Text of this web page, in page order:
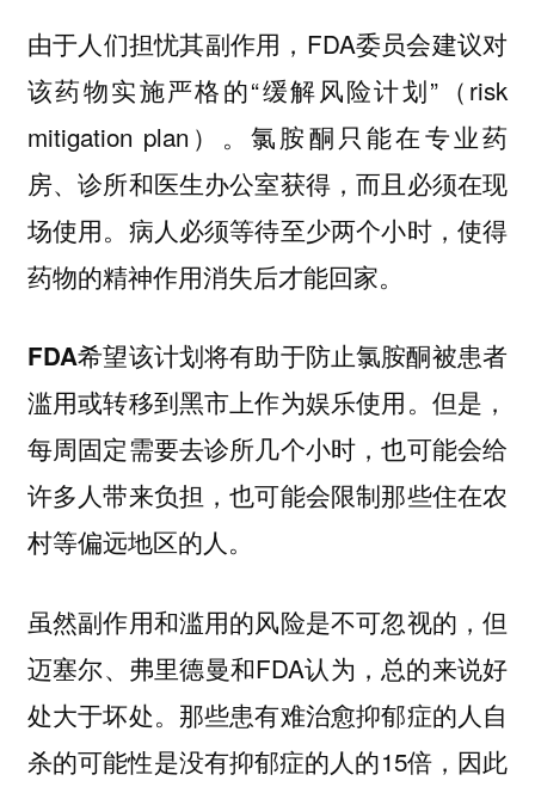
由于人们担忧其副作用，FDA委员会建议对
该药物实施严格的“缓解风险计划”（risk
mitigation plan）。氯胺酮只能在专业药
房、诊所和医生办公室获得，而且必须在现
场使用。病人必须等待至少两个小时，使得
药物的精神作用消失后才能回家。
FDA希望该计划将有助于防止氯胺酮被患者
滥用或转移到黑市上作为娱乐使用。但是，
每周固定需要去诊所几个小时，也可能会给
许多人带来负担，也可能会限制那些住在农
村等偏远地区的人。
虽然副作用和滥用的风险是不可忽视的，但
迈塞尔、弗里德曼和FDA认为，总的来说好
处大于坏处。那些患有难治愈抑郁症的人自
杀的可能性是没有抑郁症的人的15倍，因此